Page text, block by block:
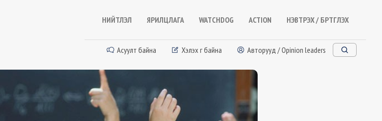
НИЙТЛЭЛ ЯРИЛЦЛАГА WATCHDOG ACTION НЭВТРЭХ / БҮРТГҮҮЛЭХ
Асуулт байна Хэлэх үг байна Авторууд / Opinion leaders